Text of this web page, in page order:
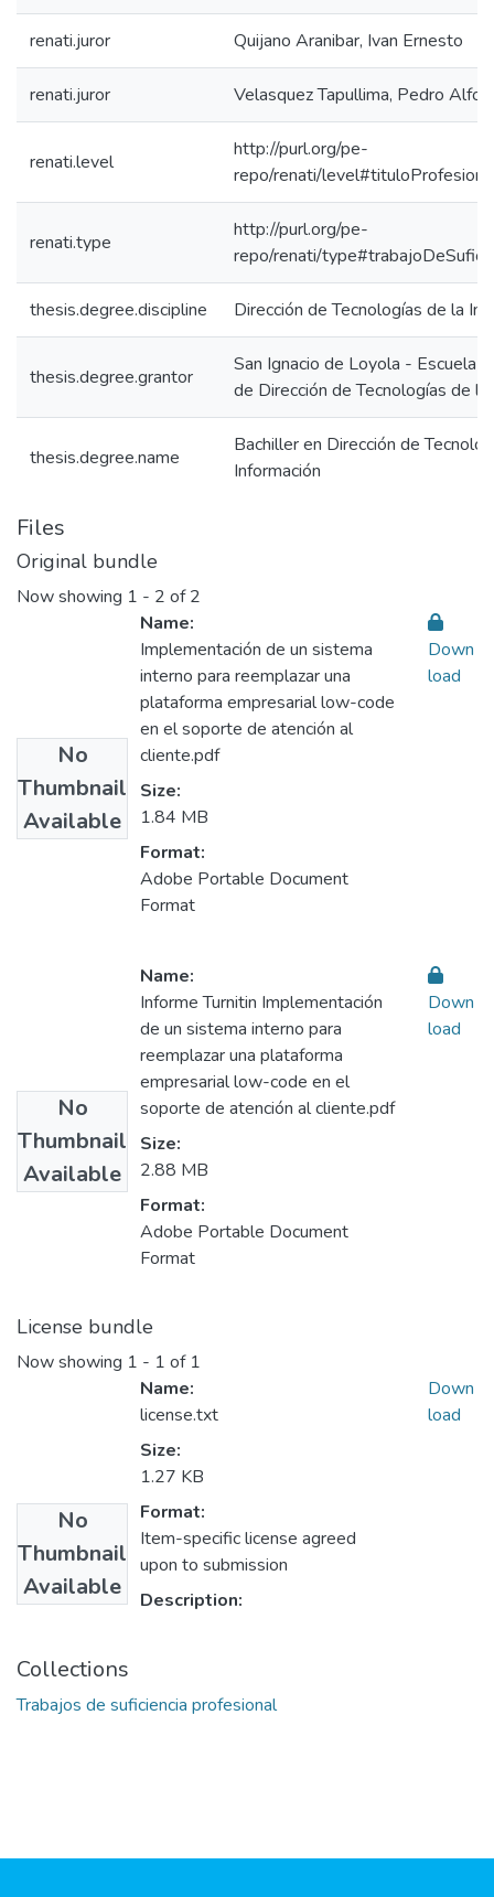
renati.juror Quijano Aranibar, Ivan Ernesto
renati.juror Velasquez Tapullima, Pedro
renati.level
http://purl.org/pe-
repo/renati/
renati.type
http://purl.org/pe-
repo/renati/
thesis.degree.discipline Dirección de Tecnologías de la
thesis.degree.grantor
San Ignacio de Loyola - Escuela
de Dirección de Tecnologías de la
thesis.degree.name
Bachiller en Dirección de
Información
Files
Original bundle
Now showing 1 - 2 of 2
No
Thumbnail
Available
Name:
Implementación de un sistema
interno para reemplazar una
plataforma empresarial low-code
en el soporte de atención al
cliente.pdf
Size:
1.84 MB
Format:
Adobe Portable Document
Format
Down
load
No
Thumbnail
Available
Name:
Informe Turnitin Implementación
de un sistema interno para
reemplazar una plataforma
empresarial low-code en el
soporte de atención al cliente.pdf
Size:
2.88 MB
Format:
Adobe Portable Document
Format
Down
load
License bundle
Now showing 1 - 1 of 1
No
Thumbnail
Available
Name:
license.txt
Size:
1.27 KB
Format:
Item-specific license agreed
upon to submission
Description:
Down
load
Collections
Trabajos de suficiencia profesional